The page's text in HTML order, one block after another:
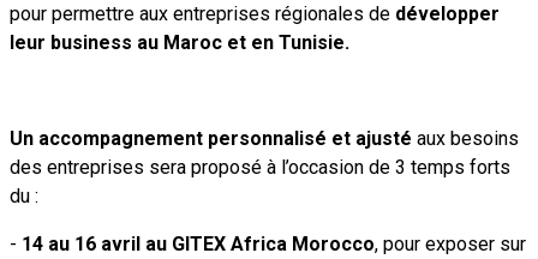
pour permettre aux entreprises régionales de développer
leur business au Maroc et en Tunisie.
Un accompagnement personnalisé et ajusté aux besoins
des entreprises sera proposé à l’occasion de 3 temps forts
du :
- 14 au 16 avril au GITEX Africa Morocco, pour exposer sur